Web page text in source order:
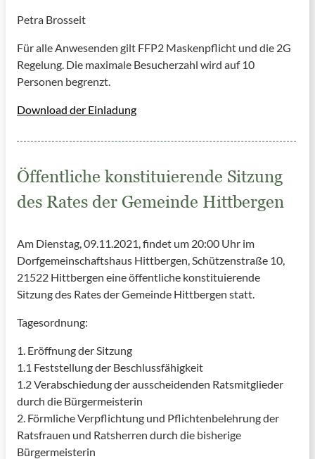
Petra Brosseit
Für alle Anwesenden gilt FFP2 Maskenpflicht und die 2G
Regelung. Die maximale Besucherzahl wird auf 10
Personen begrenzt.
Download der Einladung
Öffentliche konstituierende Sitzung
des Rates der Gemeinde Hittbergen
Am Dienstag, 09.11.2021, findet um 20:00 Uhr im
Dorfgemeinschaftshaus Hittbergen, Schützenstraße 10,
21522 Hittbergen eine öffentliche konstituierende
Sitzung des Rates der Gemeinde Hittbergen statt.
Tagesordnung:
1. Eröffnung der Sitzung
1.1 Feststellung der Beschlussfähigkeit
1.2 Verabschiedung der ausscheidenden Ratsmitglieder
durch die Bürgermeisterin
2. Förmliche Verpflichtung und Pflichtenbelehrung der
Ratsfrauen und Ratsherren durch die bisherige
Bürgermeisterin